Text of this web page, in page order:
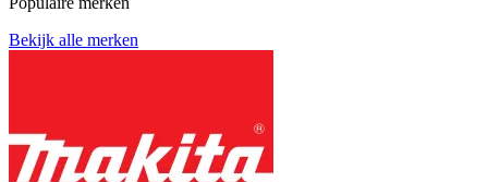
Bekijk alle merken